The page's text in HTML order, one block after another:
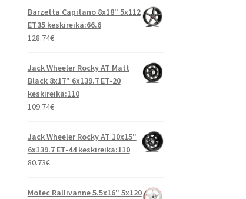
Barzetta Capitano 8x18" 5x112
ET35 keskireikä:66.6
128.74€
Jack Wheeler Rocky AT Matt
Black 8x17" 6x139.7 ET-20
keskireikä:110
109.74€
Jack Wheeler Rocky AT 10x15"
6x139.7 ET-44 keskireikä:110
80.73€
Motec Rallivanne 5.5x16" 5x120